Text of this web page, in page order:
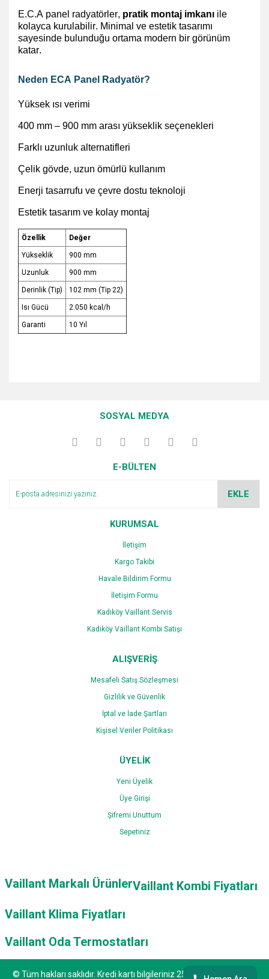
E.C.A panel radyatörler, pratik montaj imkanı ile
kolayca kurulabilir. Minimal ve estetik tasarımı
sayesinde bulunduğu ortama modern bir görünüm
katar.
Neden ECA Panel Radyatör?
Yüksek ısı verimi
400 mm – 900 mm arası yükseklik seçenekleri
Farklı uzunluk alternatifleri
Çelik gövde, uzun ömürlü kullanım
Enerji tasarrufu ve çevre dostu teknoloji
Estetik tasarım ve kolay montaj
Özellik Değer
Yükseklik 900 mm
Uzunluk 900 mm
Derinlik (Tip) 102 mm (Tip 22)
Isı Gücü 2.050 kcal/h
Garanti 10 Yıl
Yorum Yaz
Görüş ve önerileriniz için teşekkür ederiz.
Ürün açıklamasında eksik bilgiler bulunuyor.
Bu ürüne benzer farklı alternatifler olmalı.
Gönder
SOSYAL MEDYA
E-BÜLTEN
EKLE
KURUMSAL
İletişim
Kargo Takibi
Havale Bildirim Formu
İletişim Formu
Kadıköy Vaillant Servis
Kadıköy Vaillant Kombi Satışı
ALIŞVERİŞ
Mesafeli Satış Sözleşmesi
Gizlilik ve Güvenlik
İptal ve İade Şartları
Kişisel Veriler Politikası
ÜYELİK
Yeni Üyelik
Üye Girişi
Şifremi Unuttum
Sepetiniz
Vaillant Markalı ÜrünlerVaillant Kombi Fiyatları
Vaillant Klima Fiyatları
Vaillant Oda Termostatları
© Tüm hakları saklıdır. Kredi kartı bilgileriniz 256bit SSL sertifikası